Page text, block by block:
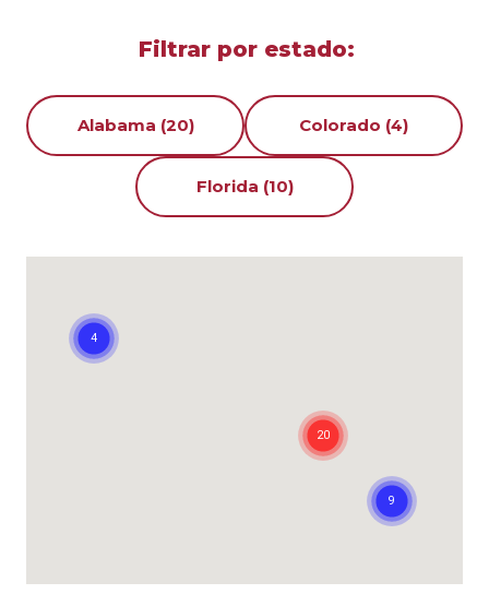
Filtrar por estado:
Alabama (20) Colorado (4)
Florida (10)